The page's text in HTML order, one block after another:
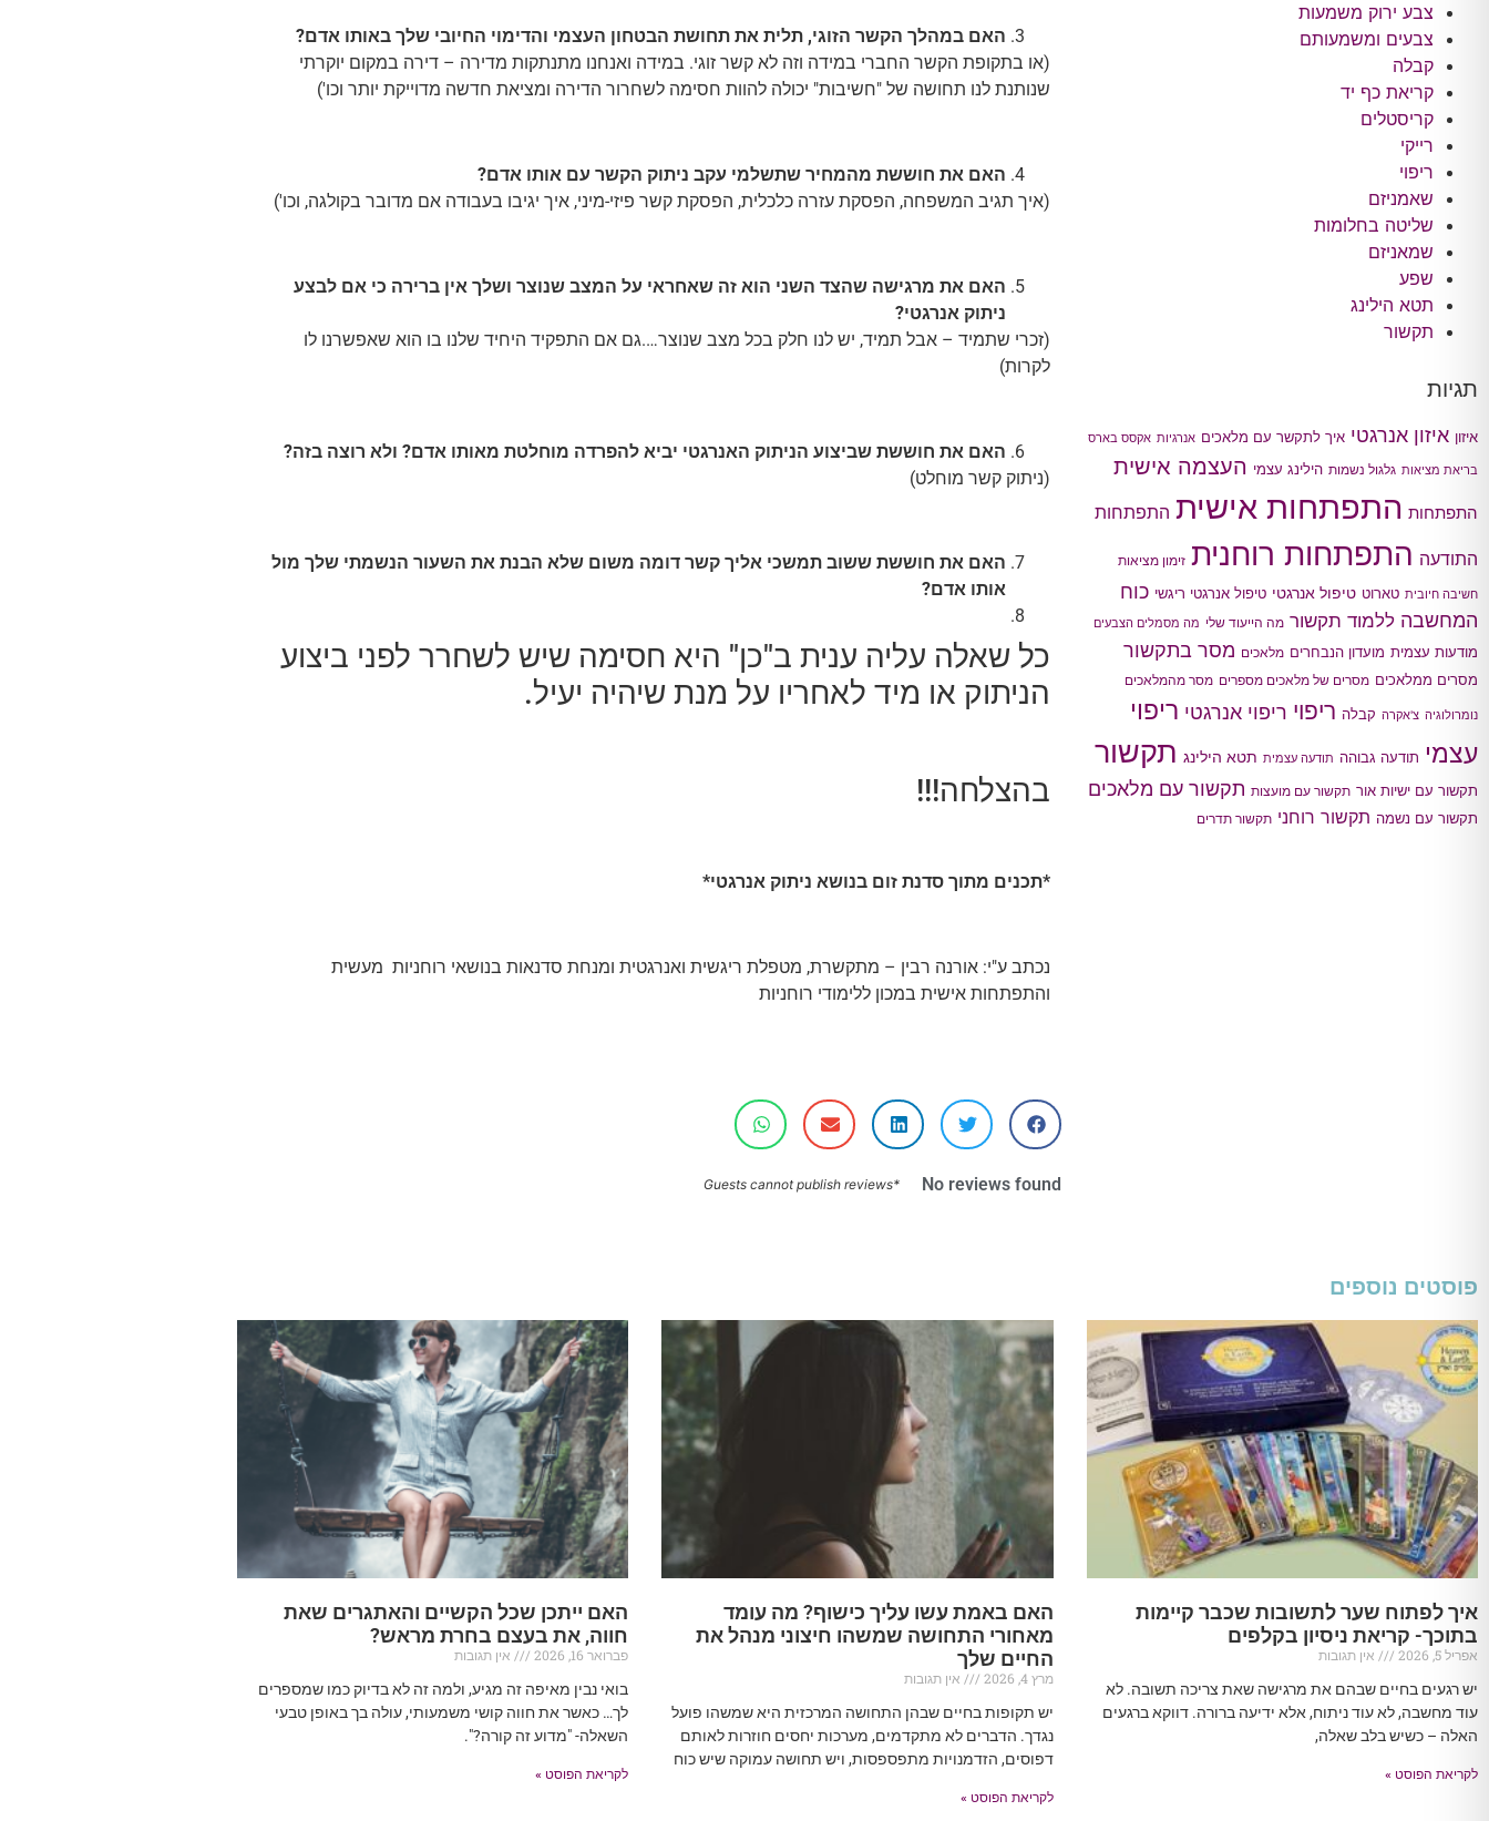
צבע ירוק משמעות
צבעים ומשמעותם
קבלה
קריאת כף יד
קריסטלים
רייקי
ריפוי
שאמניזם
שליטה בחלומות
שמאניזם
שפע
תטא הילינג
תקשור
תגיות
איזון איזון אנרגטי איך לתקשר עם מלאכים אנרגיות אקסס בארס
בריאת מציאות גלגול נשמות הילינג עצמי העצמה אישית
התפתחות התפתחות אישית התפתחות
התודעה התפתחות רוחנית זימון מציאות
חשיבה חיובית טארוט טיפול אנרגטי טיפול אנרגטי ריגשי כוח
המחשבה ללמוד תקשור מה הייעוד שלי מה מסמלים הצבעים
מודעות עצמית מועדון הנבחרים מלאכים מסר בתקשור
מסרים ממלאכים מסרים של מלאכים מספרים מסר מהמלאכים
נומרולוגיה צ'אקרה קבלה ריפוי ריפוי אנרגטי ריפוי
עצמי תודעה גבוהה תודעה עצמית תטא הילינג תקשור
תקשור עם ישיות אור תקשור עם מועצות תקשור עם מלאכים
תקשור עם נשמה תקשור רוחני תקשור תדרים
האם במהלך הקשר הזוגי, תלית את תחושת הבטחון העצמי והדימוי החיובי שלך באותו אדם?
(או בתקופת הקשר החברי במידה וזה לא קשר זוגי. במידה ואנחנו מתנתקות מדירה – דירה במקום יוקרתי
שנותנת לנו תחושה של "חשיבות" יכולה להוות חסימה לשחרור הדירה ומציאת חדשה מדוייקת יותר וכו')
האם את חוששת מהמחיר שתשלמי עקב ניתוק הקשר עם אותו אדם?
(איך תגיב המשפחה, הפסקת עזרה כלכלית, הפסקת קשר פיזי-מיני, איך יגיבו בעבודה אם מדובר בקולגה, וכו')
האם את מרגישה שהצד השני הוא זה שאחראי על המצב שנוצר ושלך אין ברירה כי אם לבצע
ניתוק אנרגטי?
(זכרי שתמיד – אבל תמיד, יש לנו חלק בכל מצב שנוצר….גם אם התפקיד היחיד שלנו בו הוא שאפשרנו לו
לקרות)
האם את חוששת שביצוע הניתוק האנרגטי יביא להפרדה מוחלטת מאותו אדם? ולא רוצה בזה?
(ניתוק קשר מוחלט)
האם את חוששת ששוב תמשכי אליך קשר דומה משום שלא הבנת את השעור הנשמתי שלך מול
אותו אדם?
כל שאלה עליה ענית ב"כן" היא חסימה שיש לשחרר לפני ביצוע
הניתוק או מיד לאחריו על מנת שיהיה יעיל.
בהצלחה!!!
*תכנים מתוך סדנת זום בנושא ניתוק אנרגטי*
נכתב ע"י: אורנה רבין – מתקשרת, מטפלת ריגשית ואנרגטית ומנחת סדנאות בנושאי רוחניות מעשית
והתפתחות אישית במכון ללימודי רוחניות
No reviews found
*Guests cannot publish reviews
פוסטים נוספים
איך לפתוח שער לתשובות שכבר קיימות
בתוכך- קריאת ניסיון בקלפים
אפריל 5, 2026
אין תגובות
יש רגעים בחיים שבהם את מרגישה שאת צריכה תשובה. לא
עוד מחשבה, לא עוד ניתוח, אלא ידיעה ברורה. דווקא ברגעים
האלה – כשיש בלב שאלה,
לקריאת הפוסט »
האם באמת עשו עליך כישוף? מה עומד
מאחורי התחושה שמשהו חיצוני מנהל את
החיים שלך
מרץ 4, 2026
אין תגובות
יש תקופות בחיים שבהן התחושה המרכזית היא שמשהו פועל
נגדך. הדברים לא מתקדמים, מערכות יחסים חוזרות לאותם
דפוסים, הזדמנויות מתפספסות, ויש תחושה עמוקה שיש כוח
לקריאת הפוסט »
האם ייתכן שכל הקשיים והאתגרים שאת
חווה, את בעצם בחרת מראש?
פברואר 16, 2026
אין תגובות
בואי נבין מאיפה זה מגיע, ולמה זה לא בדיוק כמו שמספרים
לך… כאשר את חווה קושי משמעותי, עולה בך באופן טבעי
השאלה- "מדוע זה קורה?".
לקריאת הפוסט »